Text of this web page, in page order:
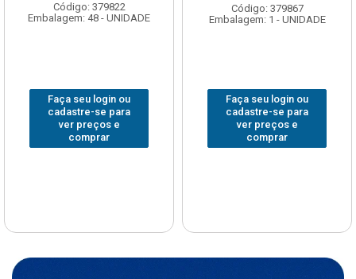
Código: 379822
Embalagem: 48 - UNIDADE
Faça seu login ou
cadastre-se para
ver preços e
comprar
Código: 379867
Embalagem: 1 - UNIDADE
Faça seu login ou
cadastre-se para
ver preços e
comprar